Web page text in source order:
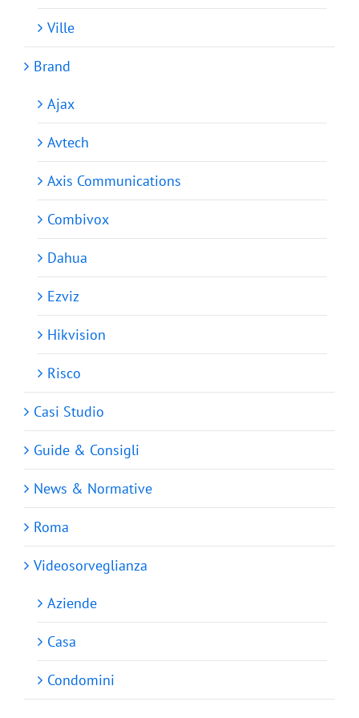
Ville
Brand
Ajax
Avtech
Axis Communications
Combivox
Dahua
Ezviz
Hikvision
Risco
Casi Studio
Guide & Consigli
News & Normative
Roma
Videosorveglianza
Aziende
Casa
Condomini